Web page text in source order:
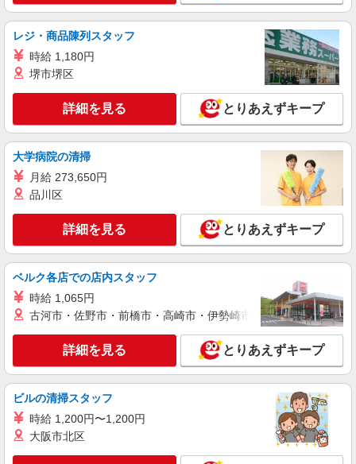
る） ★22時以降は平日時給の3割増！（22時以降
の勤務がある場合）
■サミットストア 下倉田店 神奈川県横浜市
戸塚区下倉田町1883
詳細を見る
サミットストア 下倉田店
時給1225円〜1300円（経験や業務内容によ
る） ★22時以降は平日時給の3割増！（22時以降
■サミットストア 下倉田店 神奈川県横浜市
戸塚区下倉田町1883
キープ 詳細を見る
サミットストア 下倉田店
スーパー店内鮮魚スタッフ
（22時以降の勤務がある場合）
■サミットストア 下倉田店 神奈川県横浜市
キープ 詳細を見る
レジ・商品陳列スタッフ
時給 1,180円
堺市堺区
詳細を見る とりあえずキープ
大学病院の清掃
月給 273,650円
品川区
詳細を見る とりあえずキープ
ベルク各店での店内スタッフ
時給 1,065円
古河市・佐野市・前橋市・高崎市・伊勢崎市・太田市・館林市
詳細を見る とりあえずキープ
ビルの清掃スタッフ
時給 1,200円〜1,200円
大阪市北区